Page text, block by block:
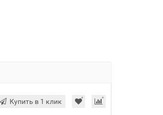
Купить в 1 клик